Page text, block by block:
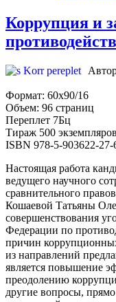
Коррупция и
Формат: 60х90/16
Объем: 96 страниц
Переплет 7Бц
Тираж 500
ISBN 978-5-903622-27-
Настоящая работа
ведущего научного
сравнительного
Кошаевой Татьяны
совершенствования
Федерации по
причин
из направлений
является повышение
преодолению
другие вопросы,